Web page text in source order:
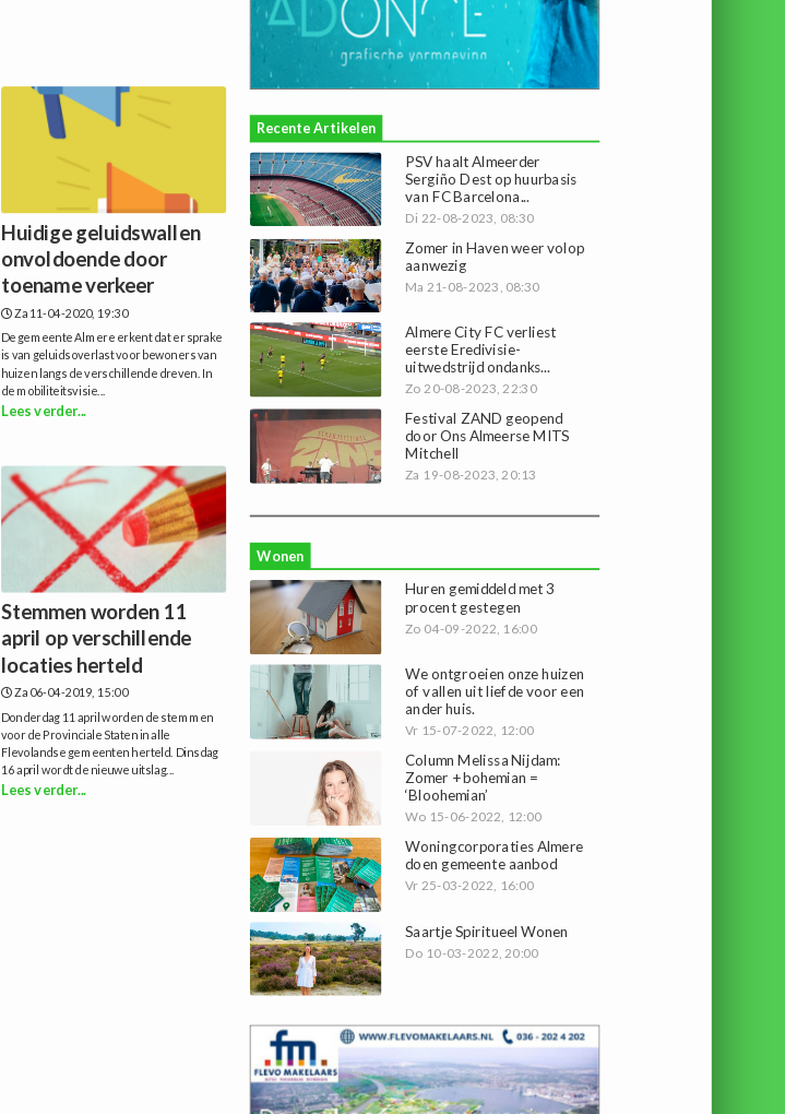
Huidige geluidswallen
onvoldoende door
toename verkeer
Za 11-04-2020, 19:30
De gemeente Almere erkent dat er sprake
is van geluidsoverlast voor bewoners van
huizen langs de verschillende dreven. In
de mobiliteitsvisie...
Lees verder...
Stemmen worden 11
april op verschillende
locaties herteld
Za 06-04-2019, 15:00
Donderdag 11 april worden de stemmen
voor de Provinciale Staten in alle
Flevolandse gemeenten herteld. Dinsdag
16 april wordt de nieuwe uitslag...
Lees verder...
Recente Artikelen
PSV haalt Almeerder
Sergiño Dest op huurbasis
van FC Barcelona...
Di 22-08-2023, 08:30
Zomer in Haven weer volop
aanwezig
Ma 21-08-2023, 08:30
Almere City FC verliest
eerste Eredivisie-
uitwedstrijd ondanks...
Zo 20-08-2023, 22:30
Festival ZAND geopend
door Ons Almeerse MITS
Mitchell
Za 19-08-2023, 20:13
Wonen
Huren gemiddeld met 3
procent gestegen
Zo 04-09-2022, 16:00
We ontgroeien onze huizen
of vallen uit liefde voor een
ander huis.
Vr 15-07-2022, 12:00
Column Melissa Nijdam:
Zomer + bohemian =
‘Bloohemian’
Wo 15-06-2022, 12:00
Woningcorporaties Almere
doen gemeente aanbod
Vr 25-03-2022, 16:00
Saartje Spiritueel Wonen
Do 10-03-2022, 20:00